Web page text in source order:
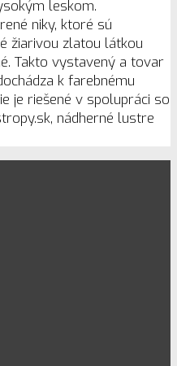
leskom.
niky, ktoré sú
žiarivou zlatou látkou
Takto vystavený a tovar
k farebnému
je riešené v spolupráci so
nádherné lustre